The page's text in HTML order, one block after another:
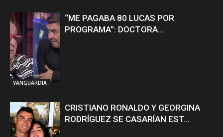
VANGUARDIA
“ME PAGABA 80 LUCAS POR
PROGRAMA”: DOCTORA...
CRISTIANO RONALDO Y GEORGINA
RODRÍGUEZ SE CASARÍAN EST...